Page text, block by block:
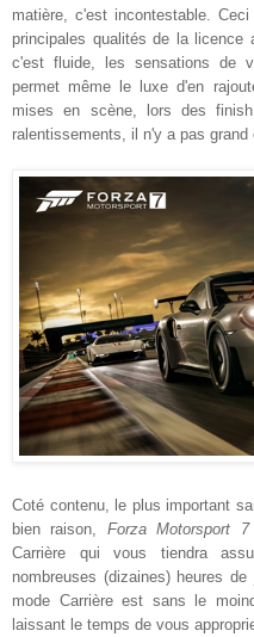
matière, c'est incontestable.
principales qualités de la
c'est fluide, les sensations de
permet même le luxe d'en
mises en scène, lors des
ralentissements, il n'y a pas
Coté contenu, le plus important
bien raison, Forza Motorsport 7
Carrière qui vous tiendra
nombreuses (dizaines) heures
mode Carrière est sans le
laissant le temps de vous